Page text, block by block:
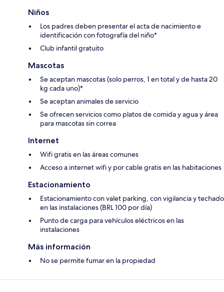
Niños
Los padres deben presentar el acta de nacimiento e
identificación con fotografía del niño*
Club infantil gratuito
Mascotas
Se aceptan mascotas (solo perros, 1 en total y de hasta 20
kg cada uno)*
Se aceptan animales de servicio
Se ofrecen servicios como platos de comida y agua y área
para mascotas sin correa
Internet
Wifi gratis en las áreas comunes
Acceso a internet wifi y por cable gratis en las habitaciones
Estacionamiento
Estacionamiento con valet parking, con vigilancia y techado
en las instalaciones (BRL 100 por día)
Punto de carga para vehículos eléctricos en las
instalaciones
Más información
No se permite fumar en la propiedad